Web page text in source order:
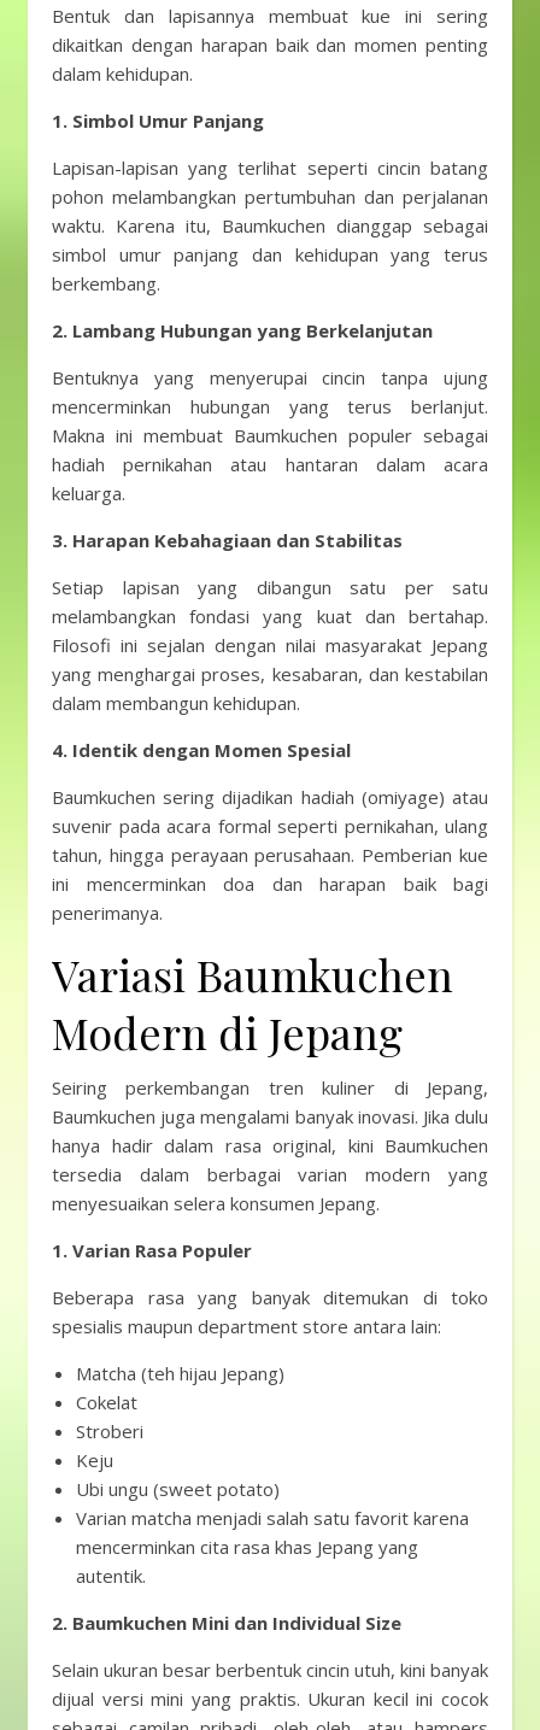
Bentuk dan lapisannya membuat kue ini sering
dikaitkan dengan harapan baik dan momen penting
dalam kehidupan.
1. Simbol Umur Panjang
Lapisan-lapisan yang terlihat seperti cincin batang
pohon melambangkan pertumbuhan dan perjalanan
waktu. Karena itu, Baumkuchen dianggap sebagai
simbol umur panjang dan kehidupan yang terus
berkembang.
2. Lambang Hubungan yang Berkelanjutan
Bentuknya yang menyerupai cincin tanpa ujung
mencerminkan hubungan yang terus berlanjut.
Makna ini membuat Baumkuchen populer sebagai
hadiah pernikahan atau hantaran dalam acara
keluarga.
3. Harapan Kebahagiaan dan Stabilitas
Setiap lapisan yang dibangun satu per satu
melambangkan fondasi yang kuat dan bertahap.
Filosofi ini sejalan dengan nilai masyarakat Jepang
yang menghargai proses, kesabaran, dan kestabilan
dalam membangun kehidupan.
4. Identik dengan Momen Spesial
Baumkuchen sering dijadikan hadiah (omiyage) atau
suvenir pada acara formal seperti pernikahan, ulang
tahun, hingga perayaan perusahaan. Pemberian kue
ini mencerminkan doa dan harapan baik bagi
penerimanya.
Variasi Baumkuchen
Modern di Jepang
Seiring perkembangan tren kuliner di Jepang,
Baumkuchen juga mengalami banyak inovasi. Jika dulu
hanya hadir dalam rasa original, kini Baumkuchen
tersedia dalam berbagai varian modern yang
menyesuaikan selera konsumen Jepang.
1. Varian Rasa Populer
Beberapa rasa yang banyak ditemukan di toko
spesialis maupun department store antara lain:
Matcha (teh hijau Jepang)
Cokelat
Stroberi
Keju
Ubi ungu (sweet potato)
Varian matcha menjadi salah satu favorit karena
mencerminkan cita rasa khas Jepang yang
autentik.
2. Baumkuchen Mini dan Individual Size
Selain ukuran besar berbentuk cincin utuh, kini banyak
dijual versi mini yang praktis. Ukuran kecil ini cocok